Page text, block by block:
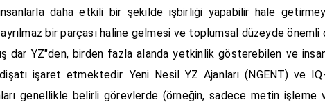
daha etkili bir şekilde işbirliği yapabilir hale
bir parçası haline gelmesi ve toplumsal düzeyde
dar YZ"den, birden fazla alanda yetkinlik gösterebilen ve
işaret etmektedir. Yeni Nesil YZ Ajanları (NGENT) ve
genellikle belirli görevlerde (örneğin, sadece metin